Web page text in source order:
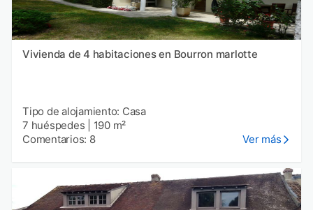
Vivienda de 4 habitaciones en Bourron marlotte
Tipo de alojamiento: Casa
7 huéspedes
190 m²
Comentarios: 8
Ver más